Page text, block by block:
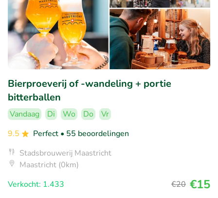
Bierproeverij of -wandeling + portie
bitterballen
Vandaag Di Wo Do
Vr
9.5
Perfect • 55 beoordelingen
Stadsbrouwerij Maastricht
Maastricht (0km)
Verkocht: 1.433
€20 €15